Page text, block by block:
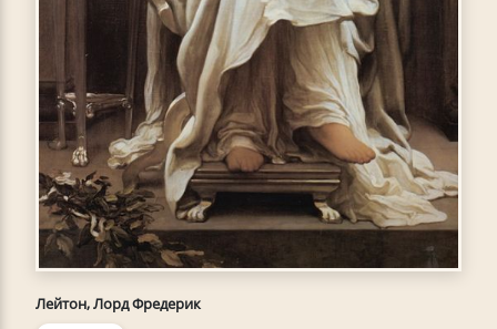
Лейтон, Лорд Фредерик